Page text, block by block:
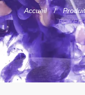
Accueil